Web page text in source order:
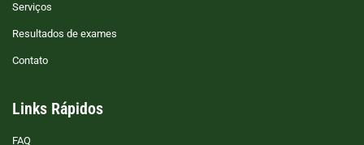
Serviços
Resultados de exames
Contato
Links Rápidos
FAQ